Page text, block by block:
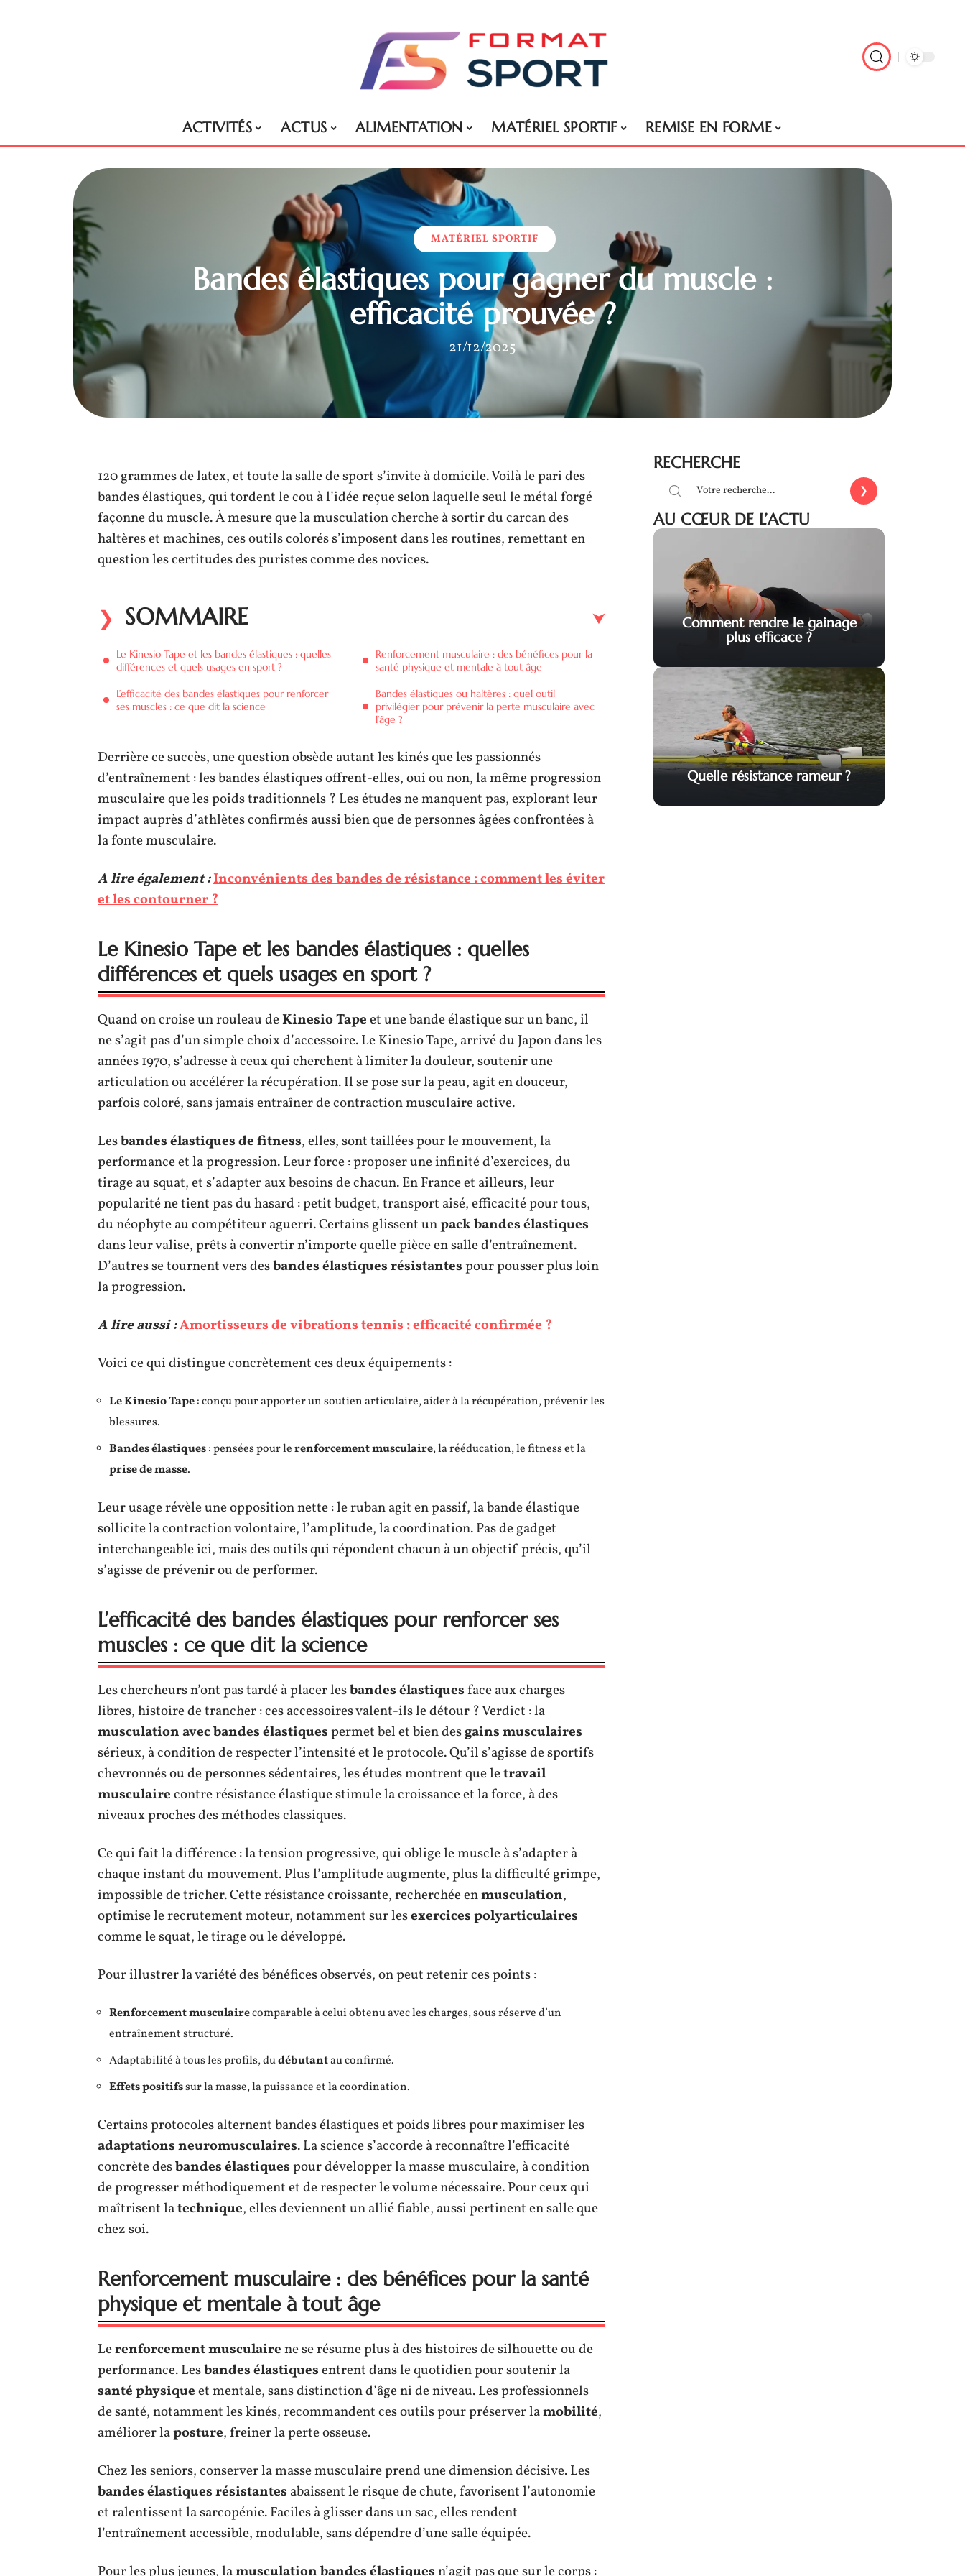
ACTIVITÉS ACTUS ALIMENTATION MATÉRIEL SPORTIF REMISE EN FORME
MATÉRIEL SPORTIF
Bandes élastiques pour gagner du muscle :
efficacité prouvée ?
21/12/2025
120 grammes de latex, et toute la salle de sport s’invite à domicile. Voilà le pari des
bandes élastiques, qui tordent le cou à l’idée reçue selon laquelle seul le métal forgé
façonne du muscle. À mesure que la musculation cherche à sortir du carcan des
haltères et machines, ces outils colorés s’imposent dans les routines, remettant en
question les certitudes des puristes comme des novices.
SOMMAIRE
Le Kinesio Tape et les bandes élastiques : quelles
différences et quels usages en sport ?
L’efficacité des bandes élastiques pour renforcer
ses muscles : ce que dit la science
Renforcement musculaire : des bénéfices pour la
santé physique et mentale à tout âge
Bandes élastiques ou haltères : quel outil
privilégier pour prévenir la perte musculaire avec
l’âge ?
Derrière ce succès, une question obsède autant les kinés que les passionnés
d’entraînement : les bandes élastiques offrent-elles, oui ou non, la même progression
musculaire que les poids traditionnels ? Les études ne manquent pas, explorant leur
impact auprès d’athlètes confirmés aussi bien que de personnes âgées confrontées à
la fonte musculaire.
A lire également :Inconvénients des bandes de résistance : comment les éviter
et les contourner ?
Le Kinesio Tape et les bandes élastiques : quelles
différences et quels usages en sport ?
Quand on croise un rouleau deKinesio Tapeet une bande élastique sur un banc, il
ne s’agit pas d’un simple choix d’accessoire. Le Kinesio Tape, arrivé du Japon dans les
années 1970, s’adresse à ceux qui cherchent à limiter la douleur, soutenir une
articulation ou accélérer la récupération. Il se pose sur la peau, agit en douceur,
parfois coloré, sans jamais entraîner de contraction musculaire active.
Lesbandes élastiques de fitness, elles, sont taillées pour le mouvement, la
performance et la progression. Leur force : proposer une infinité d’exercices, du
tirage au squat, et s’adapter aux besoins de chacun. En France et ailleurs, leur
popularité ne tient pas du hasard : petit budget, transport aisé, efficacité pour tous,
du néophyte au compétiteur aguerri. Certains glissent unpack bandes élastiques
dans leur valise, prêts à convertir n’importe quelle pièce en salle d’entraînement.
D’autres se tournent vers desbandes élastiques résistantespour pousser plus loin
la progression.
A lire aussi :Amortisseurs de vibrations tennis : efficacité confirmée ?
Voici ce qui distingue concrètement ces deux équipements :
Le Kinesio Tape: conçu pour apporter un soutien articulaire, aider à la récupération, prévenir les
blessures.
Bandes élastiques: pensées pour lerenforcement musculaire, la rééducation, le fitness et la
prise de masse.
Leur usage révèle une opposition nette : le ruban agit en passif, la bande élastique
sollicite la contraction volontaire, l’amplitude, la coordination. Pas de gadget
interchangeable ici, mais des outils qui répondent chacun à un objectif précis, qu’il
s’agisse de prévenir ou de performer.
L’efficacité des bandes élastiques pour renforcer ses
muscles : ce que dit la science
Les chercheurs n’ont pas tardé à placer lesbandes élastiquesface aux charges
libres, histoire de trancher : ces accessoires valent-ils le détour ? Verdict : la
musculation avec bandes élastiquespermet bel et bien desgains musculaires
sérieux, à condition de respecter l’intensité et le protocole. Qu’il s’agisse de sportifs
chevronnés ou de personnes sédentaires, les études montrent que letravail
musculairecontre résistance élastique stimule la croissance et la force, à des
niveaux proches des méthodes classiques.
Ce qui fait la différence : la tension progressive, qui oblige le muscle à s’adapter à
chaque instant du mouvement. Plus l’amplitude augmente, plus la difficulté grimpe,
impossible de tricher. Cette résistance croissante, recherchée enmusculation,
optimise le recrutement moteur, notamment sur lesexercices polyarticulaires
comme le squat, le tirage ou le développé.
Pour illustrer la variété des bénéfices observés, on peut retenir ces points :
Renforcement musculairecomparable à celui obtenu avec les charges, sous réserve d’un
entraînement structuré.
Adaptabilité à tous les profils, dudébutantau confirmé.
Effets positifssur la masse, la puissance et la coordination.
Certains protocoles alternent bandes élastiques et poids libres pour maximiser les
adaptations neuromusculaires. La science s’accorde à reconnaître l’efficacité
concrète desbandes élastiquespour développer la masse musculaire, à condition
de progresser méthodiquement et de respecter le volume nécessaire. Pour ceux qui
maîtrisent latechnique, elles deviennent un allié fiable, aussi pertinent en salle que
chez soi.
Renforcement musculaire : des bénéfices pour la santé
physique et mentale à tout âge
Lerenforcement musculairene se résume plus à des histoires de silhouette ou de
performance. Lesbandes élastiquesentrent dans le quotidien pour soutenir la
santé physiqueet mentale, sans distinction d’âge ni de niveau. Les professionnels
de santé, notamment les kinés, recommandent ces outils pour préserver lamobilité,
améliorer laposture, freiner la perte osseuse.
Chez les seniors, conserver la masse musculaire prend une dimension décisive. Les
bandes élastiques résistantes abaissent le risque de chute, favorisent l’autonomie
et ralentissent la sarcopénie. Faciles à glisser dans un sac, elles rendent
l’entraînement accessible, modulable, sans dépendre d’une salle équipée.
Pour les plus jeunes, lamusculation bandes élastiquesn’agit pas que sur le corps :
RECHERCHE
AU CŒUR DE L’ACTU
Comment rendre le gainage
plus efficace ?
Quelle résistance rameur ?